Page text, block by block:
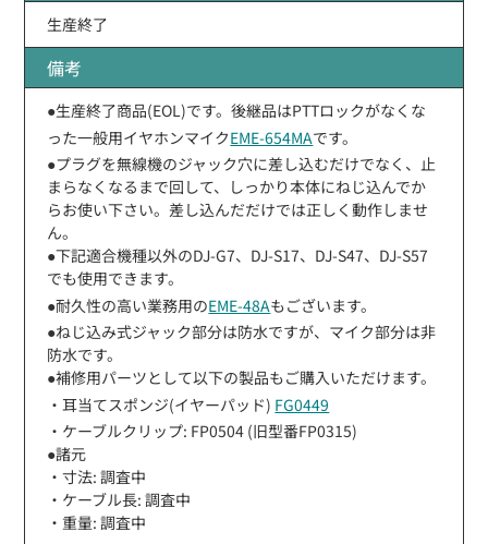
生産終了
備考
●生産終了商品(EOL)です。後継品はPTTロックがなくな
った一般用イヤホンマイクEME-654MAです。
●プラグを無線機のジャック穴に差し込むだけでなく、止
まらなくなるまで回して、しっかり本体にねじ込んでか
らお使い下さい。差し込んだだけでは正しく動作しませ
ん。
●下記適合機種以外のDJ-G7、DJ-S17、DJ-S47、DJ-S57
でも使用できます。
●耐久性の高い業務用のEME-48Aもございます。
●ねじ込み式ジャック部分は防水ですが、マイク部分は非
防水です。
●補修用パーツとして以下の製品もご購入いただけます。
・耳当てスポンジ(イヤーパッド) FG0449
・ケーブルクリップ: FP0504 (旧型番FP0315)
●諸元
・寸法: 調査中
・ケーブル長: 調査中
・重量: 調査中